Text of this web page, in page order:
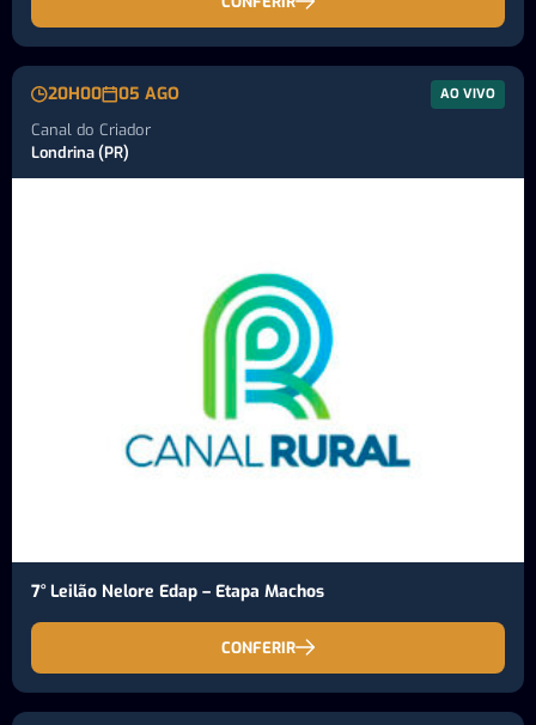
20H00 05 AGO AO VIVO
Canal do Criador
Londrina (PR)
7° Leilão Nelore Edap – Etapa Machos
CONFERIR